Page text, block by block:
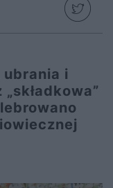
ubrania i